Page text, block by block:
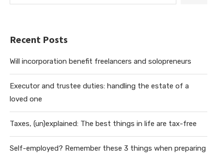
Recent Posts
Will incorporation benefit freelancers and solopreneurs
Executor and trustee duties: handling the estate of a
loved one
Taxes, (un)explained: The best things in life are tax-free
Self-employed? Remember these 3 things when preparing